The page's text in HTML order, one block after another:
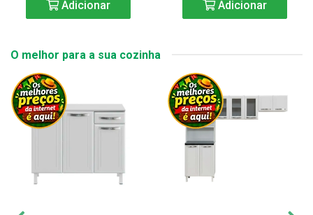
Adicionar Adicionar
O melhor para a sua cozinha